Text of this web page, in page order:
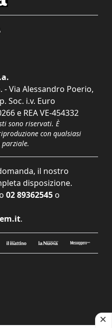
- Via Alessandro Poerio,
Soc. i.v. Euro
e REA VE-454332
sono riservati. È
con qualsiasi
il nostro
disposizione.
02 89362545 o
.